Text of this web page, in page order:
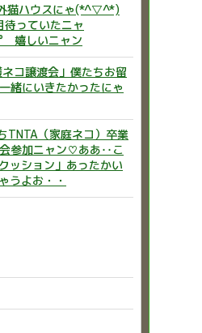
猫ハウスにゃ(*^▽^*)
っていたニャ
嬉しいニャン
コ譲渡会」僕たちお留
にいきたかったにゃ
（家庭ネコ）卒業
参加ニャン♡ああ‥こ
ッション」あったかい
うよお・・